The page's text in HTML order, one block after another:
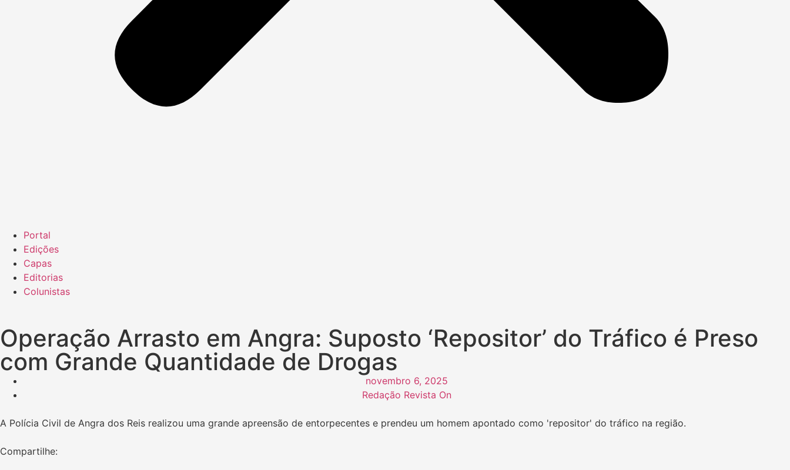
Portal
Edições
Capas
Editorias
Colunistas
Operação Arrasto em Angra: Suposto ‘Repositor’ do Tráfico é Preso
com Grande Quantidade de Drogas
novembro 6, 2025
Redação Revista On
A Polícia Civil de Angra dos Reis realizou uma grande apreensão de entorpecentes e prendeu um homem apontado como 'repositor' do tráfico na região.
Compartilhe: